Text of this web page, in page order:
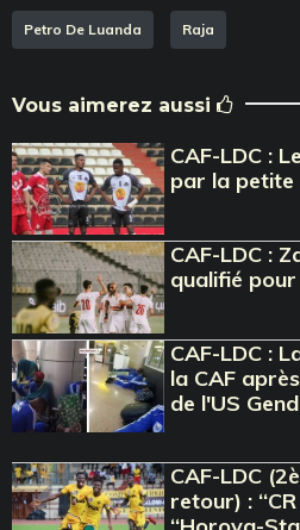
Petro De Luanda Raja
Vous aimerez aussi
CAF-LDC :
par la
CAF-LDC :
qualifié
CAF-LDC :
la CAF
de l'US
CAF-LDC
retour) :